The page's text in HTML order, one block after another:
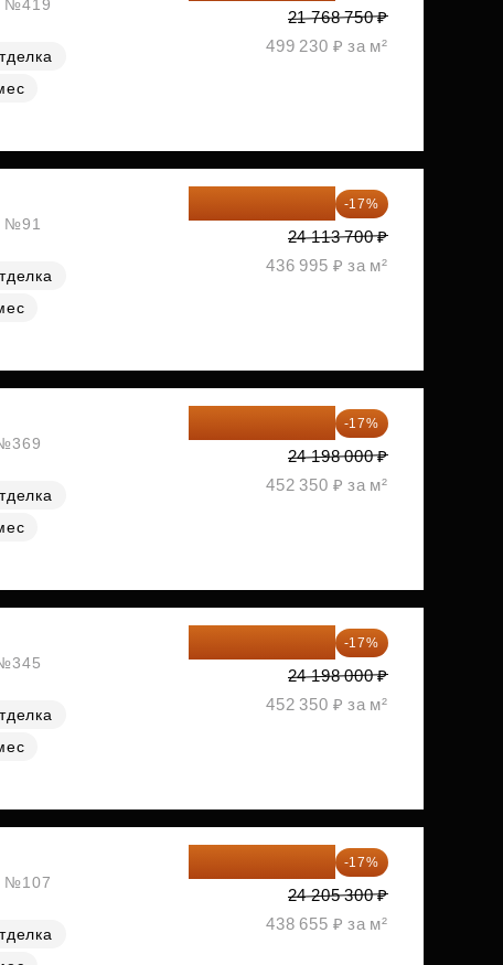
№419
21 768 750 ₽
499 230 ₽ за м²
№91
-17%
24 113 700 ₽
436 995 ₽ за м²
-17%
24 198 000 ₽
452 350 ₽ за м²
-17%
24 198 000 ₽
452 350 ₽ за м²
№107
-17%
24 205 300 ₽
438 655 ₽ за м²